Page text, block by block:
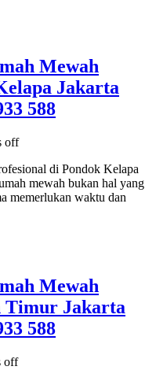
Mewah
Jakarta
588
off
di Pondok Kelapa
mewah bukan hal yang
memerlukan waktu dan
Mewah
Timur Jakarta
588
off